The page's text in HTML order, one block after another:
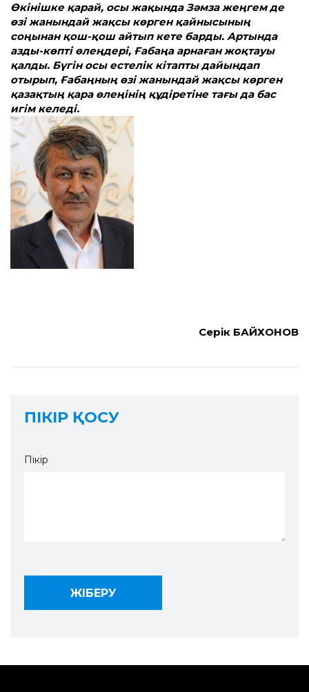
Өкінішке қарай, осы жақында Зәмза жеңгем де
өзі жанындай жақсы көрген қайнысының
соңынан қош-қош айтып кете барды. Артында
азды-көпті өлеңдері, Ғабаңа арнаған жоқтауы
қалды. Бүгін осы естелік кітапты дайындап
отырып, Ғабаңның өзі жанындай жақсы көрген
қазақтың қара өлеңінің құдіретіне тағы да бас
игім келеді.
Серік БАЙХОНОВ
ПІКІР ҚОСУ
Пікір